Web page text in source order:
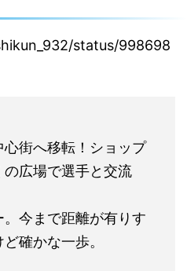
status/998698
街へ移転！ショップ
の広場で選手と交流
今まで距離が有りす
確かな一歩。